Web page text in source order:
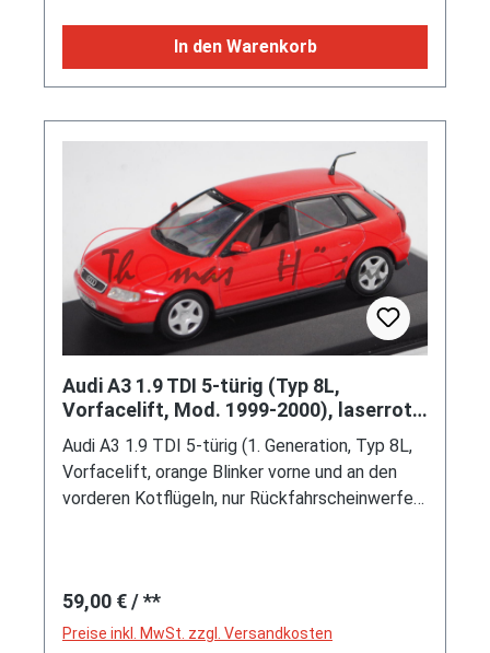
Auto Union und die Vier Ringe / Die Auto Union
nach 1945 / Die Auferstehung der Marke Audi /
Die Fusion / Die AUDI AG und ihre Marke / Die
Marken bleiben unsere Begleiter / Das
Markenregister / Quellen, DELIUS KLASING
Verlag, 2002 1. Auflage, 160 Seiten, ISBN 3-
7688-1415-7 (EAN 9783768814157)
In den Warenkorb
Audi A3 1.9 TDI 5-türig (Typ 8L,
Vorfacelift, Mod. 1999-2000), laserrot,
Minichamps, 1:43, Werbebox
Audi A3 1.9 TDI 5-türig (1. Generation, Typ 8L,
Vorfacelift, orange Blinker vorne und an den
vorderen Kotflügeln, nur Rückfahrscheinwerfer
Vorderradantrieb, Radstand 2513 mm, Länge
4152 mm, Modell 1999-2000), laserrot
Regulärer Preis:
59,00 €/ **
Preise inkl. MwSt. zzgl. Versandkosten